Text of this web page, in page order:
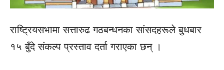
राष्ट्रियसभामा सत्तारुढ गठबन्धनका सांसदहरूले बुधबार
१५ बुँदे संकल्प प्रस्ताव दर्ता गराएका छन् ।